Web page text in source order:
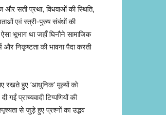
और सती प्रथा, विधवाओं की स्थिति,
एवं स्त्री-पुरुष संबंधों की
भूभाग था जहाँ घिनौने सामाजिक
निकृष्टता की भावना पैदा करती
रखते हुए ‘आधुनिक’ मूल्यों को
प्राच्यवादी टिप्पणियों की
से जुड़े हुए प्रश्नों का उद्भव